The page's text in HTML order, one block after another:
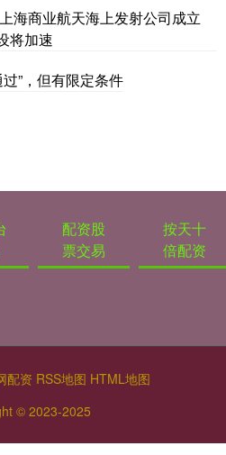
海商业航天海上发射公司成立
将加速
”，但有限定条件
配资股
票交易
按天十
倍配资
配资 RSS地图 HTML地图
© 2023-2025